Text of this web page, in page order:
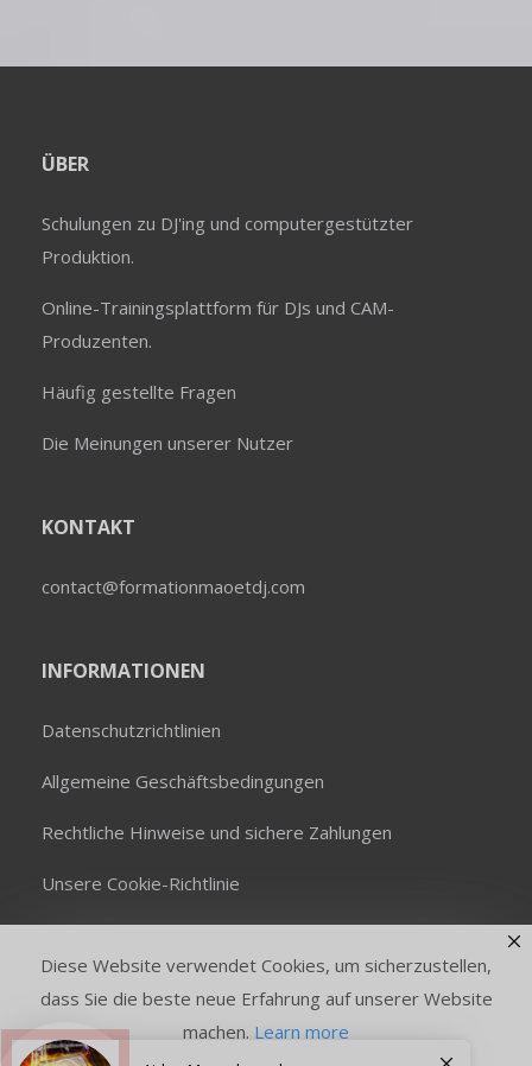
ÜBER
Schulungen zu DJ'ing und computergestützter
Produktion.
Online-Trainingsplattform für DJs und CAM-
Produzenten.
Häufig gestellte Fragen
Die Meinungen unserer Nutzer
KONTAKT
contact@formationmaoetdj.com
INFORMATIONEN
Datenschutzrichtlinien
Allgemeine Geschäftsbedingungen
Rechtliche Hinweise und sichere Zahlungen
Unsere Cookie-Richtlinie
Diese Website verwendet Cookies, um sicherzustellen,
dass Sie die beste neue Erfahrung auf unserer Website
machen. Learn more